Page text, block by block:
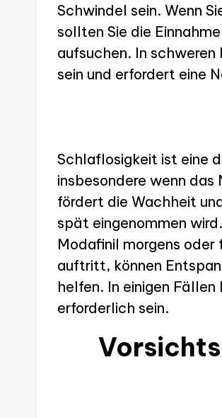
Schwindel sein. Wenn
sollten Sie die
aufsuchen. In
sein und erfordert eine
Schlaflosigkeit ist eine
insbesondere wenn
fördert die Wachheit
spät eingenommen
Modafinil morgens
auftritt, können
helfen. In einigen
erforderlich sein.